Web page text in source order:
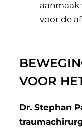
aanmaak
voor de
VOOR
Dr. Stephan